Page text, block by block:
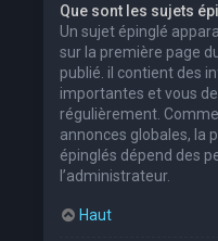
Que sont les sujets
Un sujet épinglé
sur la première page
publié. il contient des
importantes et vous
régulièrement.
annonces globales, la
épinglés dépend des
l’administrateur.
Haut